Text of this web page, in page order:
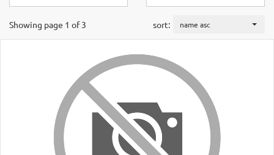
sort: name asc
Showing page 1 of 3